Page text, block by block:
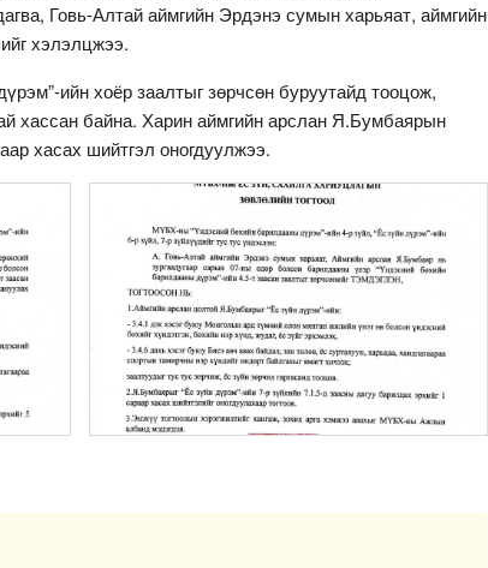
Говь-Алтай аймгийн Эрдэнэ сумын харьяат, аймгийн
хэлэлцжээ.
ийн хоёр заалтыг зөрчсөн буруутайд тооцож,
хассан байна. Харин аймгийн арслан Я.Бумбаярын
хасах шийтгэл оногдуулжээ.